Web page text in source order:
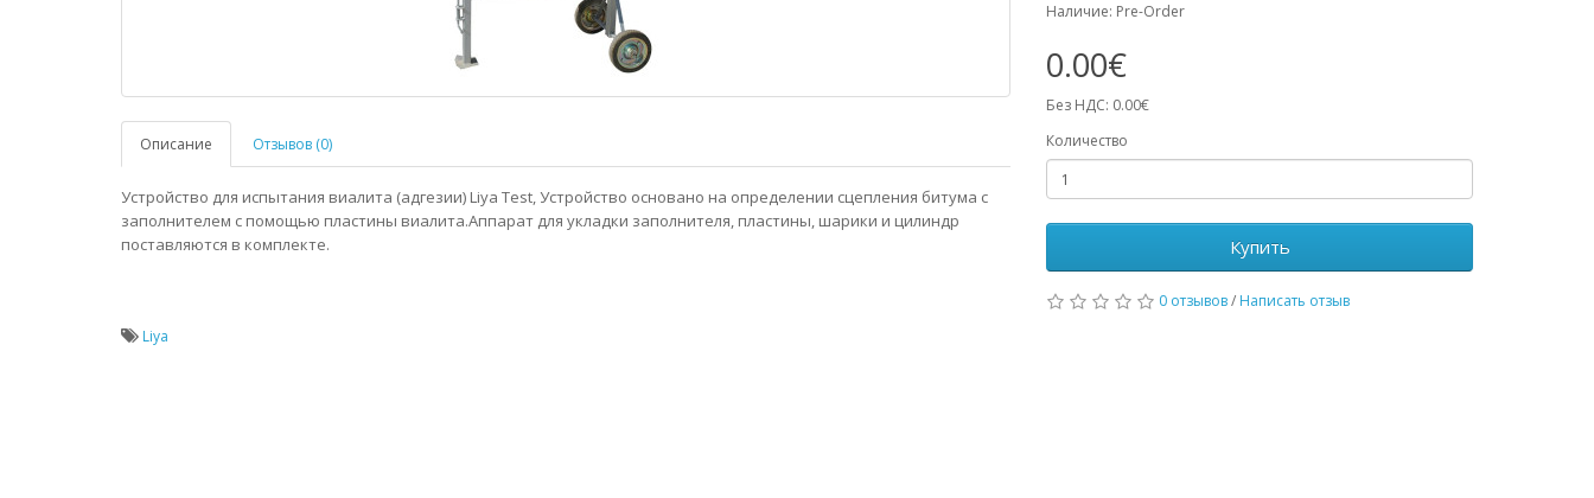
Описание Отзывов (0)
Устройство для испытания виалита (адгезии) Liya Test, Устройство основано на определении сцепления битума с
заполнителем с помощью пластины виалита.Аппарат для укладки заполнителя, пластины, шарики и цилиндр
поставляются в комплекте.
Наличие: Pre-Order
0.00€
Без НДС: 0.00€
Количество
Купить
0 отзывов/ Написать отзыв
Liya